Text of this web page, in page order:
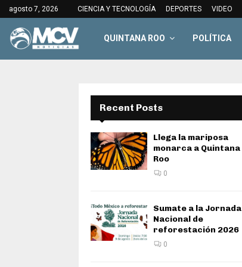
agosto 7, 2026 CIENCIA Y TECNOLOGÍA DEPORTES VIDEO
QUINTANA ROO POLÍTICA
Recent Posts
Llega la mariposa
monarca a Quintana
Roo
0
Sumate a la Jornada
Nacional de
reforestación 2026
0